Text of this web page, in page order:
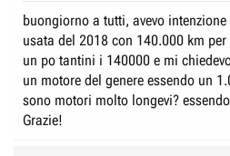
s
c
u
s
s
i
o
i
o
buongiorno a tutti, avevo
usata del 2018 con 140.000 km
un po tantini i 140000 e mi
un motore del genere essendo un
sono motori molto longevi?
Grazie!